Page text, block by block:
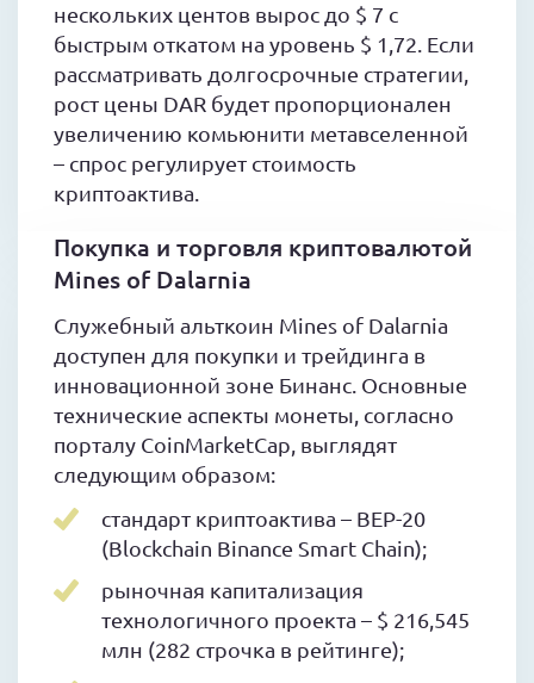
нескольких центов вырос до $ 7 с
быстрым откатом на уровень $ 1,72. Если
рассматривать долгосрочные стратегии,
рост цены DAR будет пропорционален
увеличению комьюнити метавселенной
– спрос регулирует стоимость
криптоактива.
Покупка и торговля криптовалютой
Mines of Dalarnia
Служебный альткоин Mines of Dalarnia
доступен для покупки и трейдинга в
инновационной зоне Бинанс. Основные
технические аспекты монеты, согласно
порталу CoinMarketCap, выглядят
следующим образом:
стандарт криптоактива – BEP-20
(Blockchain Binance Smart Chain);
рыночная капитализация
технологичного проекта – $ 216,545
млн (282 строчка в рейтинге);